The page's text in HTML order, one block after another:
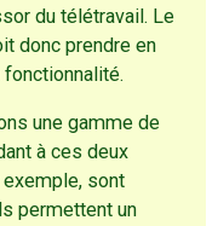
du télétravail. Le
donc prendre en
une gamme de
à ces deux
sont
permettent un